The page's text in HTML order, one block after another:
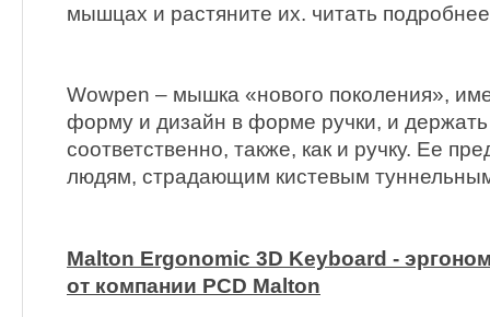
мышцах и растяните их. читать подробнее
Wowpen – мышка «нового поколения»,
форму и дизайн в форме ручки, и
соответственно, также, как и ручку. Ее
людям, страдающим кистевым
Malton Ergonomic 3D Keyboard -
от компании PCD Malton